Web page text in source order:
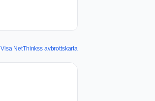
Visa NetThinkss avbrottskarta